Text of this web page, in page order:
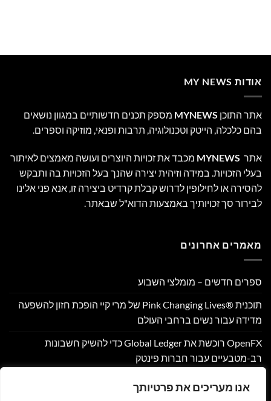
אנו מעריכים את פרטיותך
אודות MY NEWS
אתר התוכן MYNEWS מספק תכנים חדשותיים במגוון נושאים
בהם כלכלה, הייטק וטכנולוגיה, תרבות ופנאי, מוזיקה וספרים.
אתר MYNEWS מכבד את זכויות היוצרים ועושה מאמצים לאיתור
בעלי הזכויות. במידה וזיהית יצירה שהנך בעל הזכויות בה ותבקש
להסירה או לחילופין לדרוש קבלת קרדיט ביצירה זו, אנא פני אלינו
לבירור סך זכויותיך באמצעות הדוא"ל שבאתר.
מאמרים אחרונים
ספרים חדשים – מומלצי השבוע
תוכנית Pink Changing Lives®‎ של מרי קיי הופכת חזון להשפעה
מדידה עבור נשים ברחבי העולם
OpenFX רוכשת את Global Ledger כדי להשיק חשבונות
רב-מטבעיים עבור חברות פינטק
בהסכם שיווק והפניית לקוחות